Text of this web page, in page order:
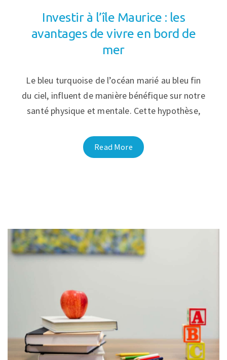
Investir à l’île Maurice : les
avantages de vivre en bord de
mer
Le bleu turquoise de l’océan marié au bleu fin
du ciel, influent de manière bénéfique sur notre
santé physique et mentale. Cette hypothèse,
Read More